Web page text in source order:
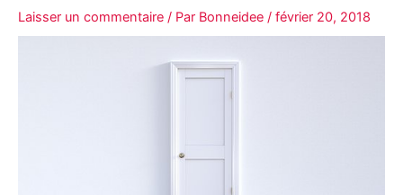
Laisser un commentaire / Par Bonneidee / février 20, 2018